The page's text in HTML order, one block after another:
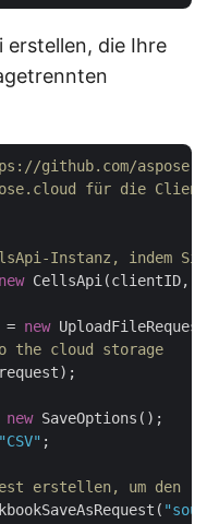
erstellen, die Ihre
github.com/aspose-
für die
Instanz, indem
new CellsApi(clientID,
=
new
the cloud storage
new SaveOptions();
"CSV" ;
erstellen, um den